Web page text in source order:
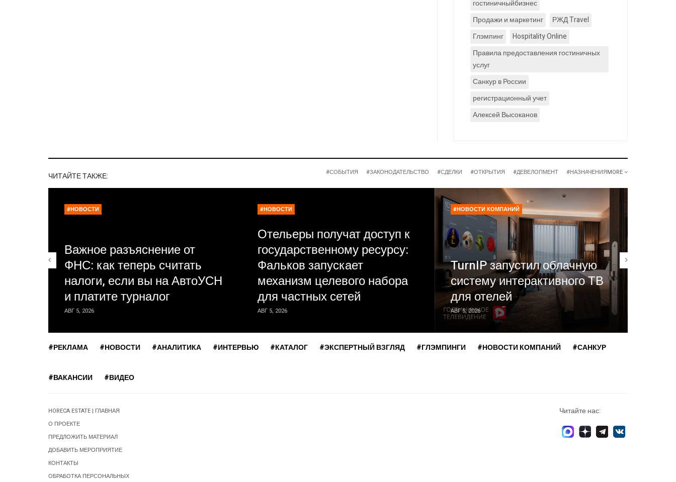
гостиничныйбизнес
Продажи и маркетинг
РЖД Travel
Глэмпинг
Hospitality Online
Правила предоставления гостиничных
услуг
Санкур в России
регистрационный учет
Алексей Высоканов
ЧИТАЙТЕ ТАКЖЕ: #СОБЫТИЯ #ЗАКОНОДАТЕЛЬСТВО #СДЕЛКИ #ОТКРЫТИЯ #ДЕВЕЛОПМЕНТ #НАЗНАЧЕНИЯMORE
#НОВОСТИ
Важное разъяснение от
ФНС: как теперь считать
налоги, если вы на АвтоУСН
и платите турналог
АВГ 5, 2026
#НОВОСТИ
Отельеры получат доступ к
государственному ресурсу:
Фальков запускает
механизм целевого набора
для частных сетей
АВГ 5, 2026
#НОВОСТИ КОМПАНИЙ
TurnIP запустил облачную
систему интерактивного ТВ
для отелей
АВГ 5, 2026
#РЕКЛАМА #НОВОСТИ #АНАЛИТИКА #ИНТЕРВЬЮ #КАТАЛОГ #ЭКСПЕРТНЫЙ ВЗГЛЯД #ГЛЭМПИНГИ #НОВОСТИ КОМПАНИЙ #САНКУР
#ВАКАНСИИ #ВИДЕО
HORECA ESTATE | ГЛАВНАЯ
О ПРОЕКТЕ
ПРЕДЛОЖИТЬ МАТЕРИАЛ
ДОБАВИТЬ МЕРОПРИЯТИЕ
КОНТАКТЫ
ОБРАБОТКА ПЕРСОНАЛЬНЫХ
Читайте нас: